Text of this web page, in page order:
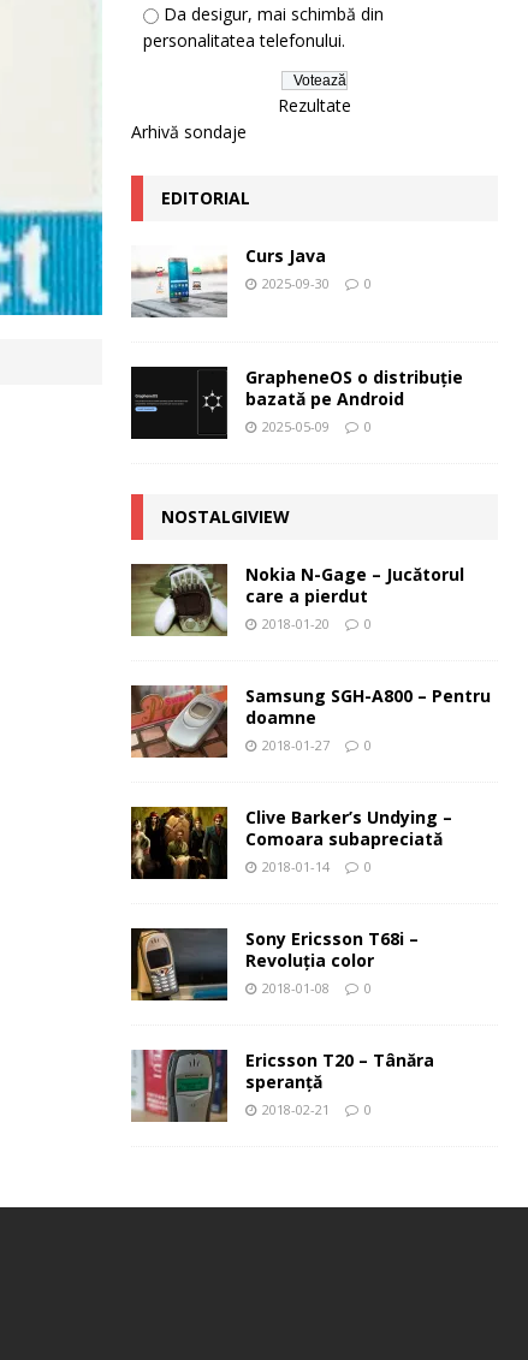
Da desigur, mai schimbă din
personalitatea telefonului.
Rezultate
Arhivă sondaje
EDITORIAL
Curs Java
2025-09-30 0
GrapheneOS o distribuție
bazată pe Android
2025-05-09 0
NOSTALGIVIEW
Nokia N-Gage – Jucătorul
care a pierdut
2018-01-20 0
Samsung SGH-A800 – Pentru
doamne
2018-01-27 0
Clive Barker’s Undying –
Comoara subapreciată
2018-01-14 0
Sony Ericsson T68i –
Revoluţia color
2018-01-08 0
Ericsson T20 – Tânăra
speranţă
2018-02-21 0